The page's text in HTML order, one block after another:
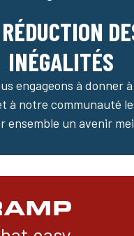
INÉGALITÉS
engageons à donner
à notre communauté
ensemble un avenir